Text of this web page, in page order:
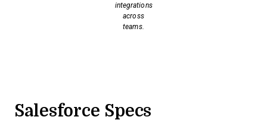
integrations
across
teams.
Salesforce Specs